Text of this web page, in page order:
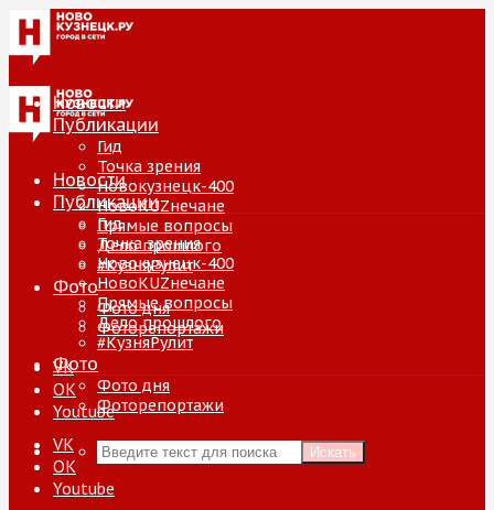
Новости
Публикации
Гид
Точка зрения
Новокузнецк-400
НовоKUZнечане
Прямые вопросы
Дело прошлого
#КузняРулит
Фото
Фото дня
Фоторепортажи
VK
ОК
Youtube
Искать
Новости
Публикации
Гид
Точка зрения
Новокузнецк-400
НовоKUZнечане
Прямые вопросы
Дело прошлого
#КузняРулит
Фото
Фото дня
Фоторепортажи
VK
ОК
Youtube